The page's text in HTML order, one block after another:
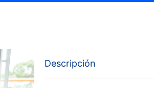
Descripción